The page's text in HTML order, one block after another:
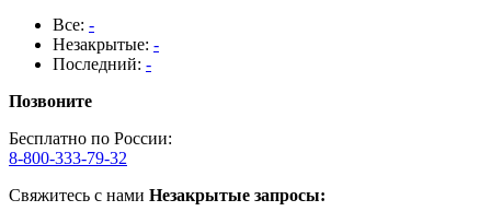
Все: -
Незакрытые: -
Последний: -
Позвоните
Бесплатно по России:
8-800-333-79-32
Свяжитесь с нами Незакрытые запросы: